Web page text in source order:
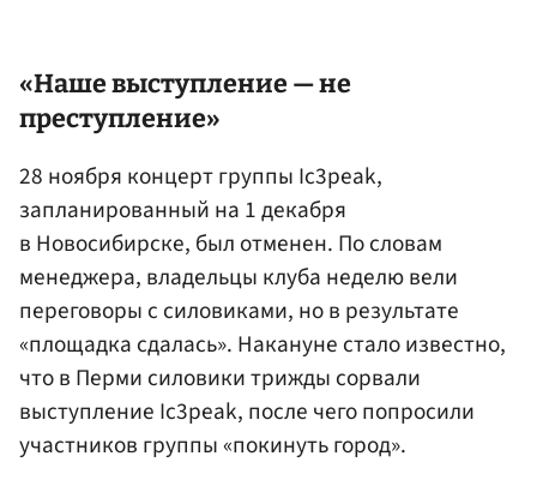
«Наше выступление — не
преступление»
28 ноября концерт группы Ic3peak,
запланированный на 1 декабря
в Новосибирске, был отменен. По словам
менеджера, владельцы клуба неделю вели
переговоры с силовиками, но в результате
«площадка сдалась». Накануне стало известно,
что в Перми силовики трижды сорвали
выступление Ic3peak, после чего попросили
участников группы «покинуть город».